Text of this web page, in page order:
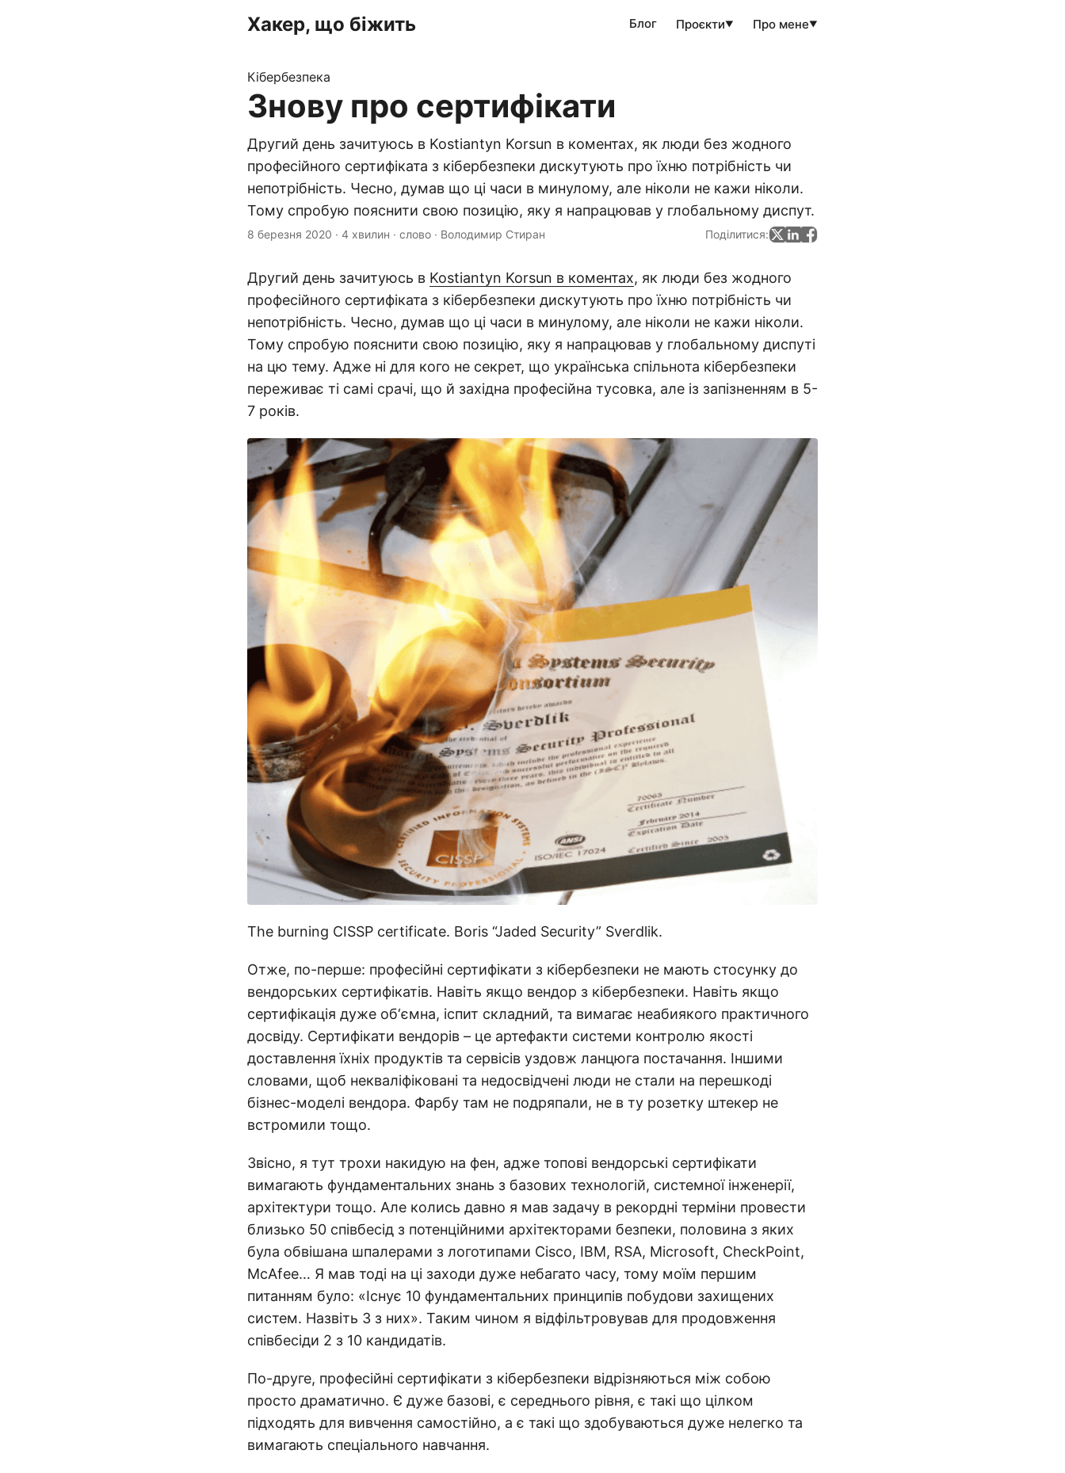
Хакер, що біжить Блог Проєкти▼ Про мене▼
Кібербезпека
Знову про сертифікати
Другий день зачитуюсь в Kostiantyn Korsun в коментах, як люди без жодного
професійного сертифіката з кібербезпеки дискутують про їхню потрібність чи
непотрібність. Чесно, думав що ці часи в минулому, але ніколи не кажи ніколи.
Тому спробую пояснити свою позицію, яку я напрацював у глобальному диспут.
8 березня 2020 · 4 хвилин · слово · Володимир Стиран Поділитися:
Другий день зачитуюсь в Kostiantyn Korsun в коментах, як люди без жодного
професійного сертифіката з кібербезпеки дискутують про їхню потрібність чи
непотрібність. Чесно, думав що ці часи в минулому, але ніколи не кажи ніколи.
Тому спробую пояснити свою позицію, яку я напрацював у глобальному диспуті
на цю тему. Адже ні для кого не секрет, що українська спільнота кібербезпеки
переживає ті самі срачі, що й західна професійна тусовка, але із запізненням в 5-
7 років.
The burning CISSP certificate. Boris “Jaded Security” Sverdlik.
Отже, по-перше: професійні сертифікати з кібербезпеки не мають стосунку до
вендорських сертифікатів. Навіть якщо вендор з кібербезпеки. Навіть якщо
сертифікація дуже об‘ємна, іспит складний, та вимагає неабиякого практичного
досвіду. Сертифікати вендорів – це артефакти системи контролю якості
доставлення їхніх продуктів та сервісів уздовж ланцюга постачання. Іншими
словами, щоб некваліфіковані та недосвідчені люди не стали на перешкоді
бізнес-моделі вендора. Фарбу там не подряпали, не в ту розетку штекер не
встромили тощо.
Звісно, я тут трохи накидую на фен, адже топові вендорські сертифікати
вимагають фундаментальних знань з базових технологій, системної інженерії,
архітектури тощо. Але колись давно я мав задачу в рекордні терміни провести
близько 50 співбесід з потенційними архітекторами безпеки, половина з яких
була обвішана шпалерами з логотипами Cisco, IBM, RSA, Microsoft, CheckPoint,
McAfee… Я мав тоді на ці заходи дуже небагато часу, тому моїм першим
питанням було: «Існує 10 фундаментальних принципів побудови захищених
систем. Назвіть 3 з них». Таким чином я відфільтровував для продовження
співбесіди 2 з 10 кандидатів.
По-друге, професійні сертифікати з кібербезпеки відрізняються між собою
просто драматично. Є дуже базові, є середнього рівня, є такі що цілком
підходять для вивчення самостійно, а є такі що здобуваються дуже нелегко та
вимагають спеціального навчання.